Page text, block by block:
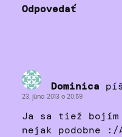
Odpovedať
Dominica
23. júna 2013 o 20:59
Ja sa tiež
nejak podobne :/